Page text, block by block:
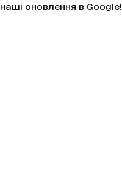
наші оновлення в Google!